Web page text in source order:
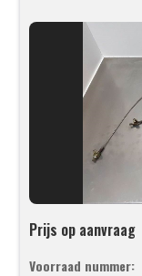
Prijs op aanvraag
Voorraad nummer: